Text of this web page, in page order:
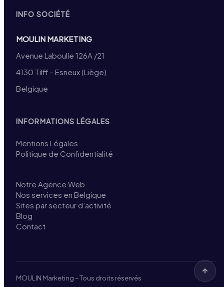
INFO SOCIÉTÉ
MOULIN MARKETING
Avenue Laboulle 126A /21
4130 Tilff – Esneux (Liège)
Belgique
INFORMATIONS LÉGALES
Mentions Légales
Politique de Confidentialité
Notre Agence Web
Nos services en Belgique
Sites par secteur d’activité
Blog
Contact
MOULIN Marketing – Tous droits réservés